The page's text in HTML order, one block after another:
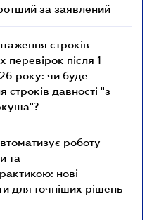
за заявлений
строків
перевірок після 1
року: чи буде
строків давності "з
роботу
та
нові
для точніших рішень